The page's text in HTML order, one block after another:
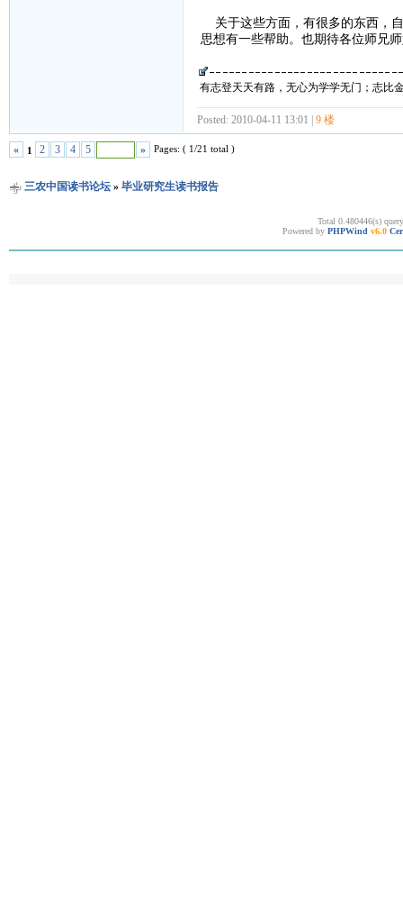
关于这些方面，有很多的东西，
思想有一些帮助。也期待各位师兄
有志登天天有路，无心为学学无门；志比
Posted: 2010-04-11 13:01 | 9 楼
« 1 2 3 4 5 » Pages: ( 1/21 total )
三农中国读书论坛» 毕业研究生读书报告
Total 0.480446(s)
Powered by PHPWind v6.0